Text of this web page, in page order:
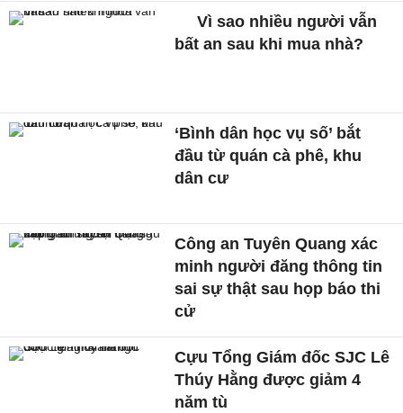
Vì sao nhiều người vẫn
bất an sau khi mua nhà?
‘Bình dân học vụ số’ bắt
đầu từ quán cà phê, khu
dân cư
Công an Tuyên Quang xác
minh người đăng thông tin
sai sự thật sau họp báo thi
cử
Cựu Tổng Giám đốc SJC Lê
Thúy Hằng được giảm 4
năm tù